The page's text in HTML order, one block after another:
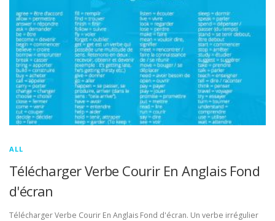
ALL
Télécharger Verbe Courir En Anglais Fond
d'écran
Télécharger Verbe Courir En Anglais Fond d'écran. Un verbe irrégulier